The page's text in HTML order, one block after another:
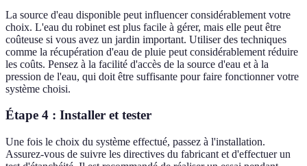
La source d'eau disponible peut influencer considérablement votre
choix. L'eau du robinet est plus facile à gérer, mais elle peut être
coûteuse si vous avez un jardin important. Utiliser des techniques
comme la récupération d'eau de pluie peut considérablement réduire
les coûts. Pensez à la facilité d'accès de la source d'eau et à la
pression de l'eau, qui doit être suffisante pour faire fonctionner votre
système choisi.
Étape 4 : Installer et tester
Une fois le choix du système effectué, passez à l'installation.
Assurez-vous de suivre les directives du fabricant et d'effectuer un